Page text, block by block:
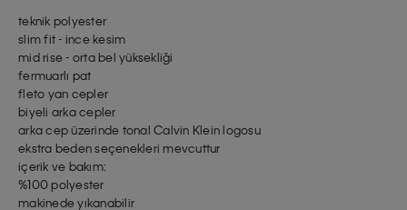
teknik polyester
slim fit - ince kesim
mid rise - orta bel yüksekliği
fermuarlı pat
fleto yan cepler
biyeli arka cepler
arka cep üzerinde tonal Calvin Klein logosu
ekstra beden seçenekleri mevcuttur
içerik ve bakım:
%100 polyester
makinede yıkanabilir